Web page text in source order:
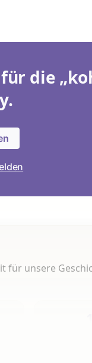
die
für unsere